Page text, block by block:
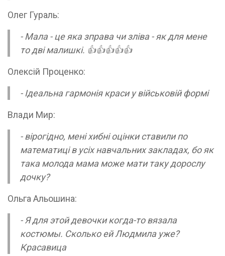
Олег Гураль:
- Мала - це яка зправа чи зліва - як для мене
то дві малишкі. 👍👍👍👍👍
Олексій Проценко:
- Ідеальна гармонія краси у військовій формі
Влади Мир:
- вірогідно, мені хибні оцінки ставили по
математиці в усіх навчальних закладах, бо як
така молода мама може мати таку дорослу
дочку?
Ольга Альошина:
- Я для этой девочки когда-то вязала
костюмы. Сколько ей Людмила уже?
Красавица